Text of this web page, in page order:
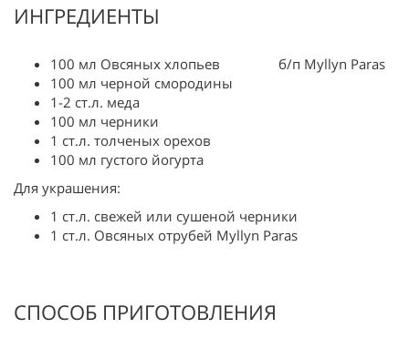
ИНГРЕДИЕНТЫ
100 мл Овсяных хлопьев б/п Myllyn Paras
100 мл черной смородины
1-2 ст.л. меда
100 мл черники
1 ст.л. толченых орехов
100 мл густого йогурта
Для украшения:
1 ст.л. свежей или сушеной черники
1 ст.л. Овсяных отрубей Myllyn Paras
СПОСОБ ПРИГОТОВЛЕНИЯ